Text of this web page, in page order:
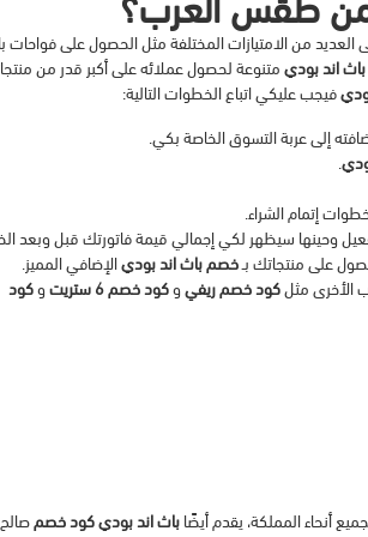
من الامتيازات المختلفة مثل الحصول على فواحات
اند بوديمتنوعة لحصول عملائه على أكبر قدر من
فيجب عليكي اتباع الخطوات التالية:
إلى عربة التسوق الخاصة بكي.
إتمام الشراء.
وحينها سيظهر لكي إجمالي قيمة فاتورتك قبل وبعد
على منتجاتك بـ خصم باث اند بوديالإضافي المميز.
الأخرى مثلكود خصم ريفيوكود خصم 6 ستريت وكود
أنحاء المملكة، يقدم أيضًاباث اند بودي كود خصمصالح